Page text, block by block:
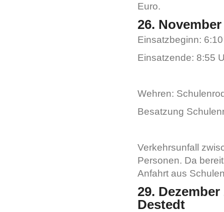
Euro.
26.
Einsatzbeginn:
Einsatzende: 8:55
Wehren:
Besatzung
Verkehrsunfall
Personen. Da
Anfahrt aus
29.
Destedt